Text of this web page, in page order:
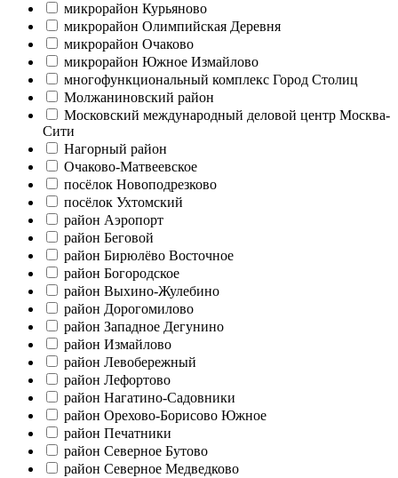
микрорайон Курьяново
микрорайон Олимпийская Деревня
микрорайон Очаково
микрорайон Южное Измайлово
многофункциональный комплекс Город Столиц
Молжаниновский район
Московский международный деловой центр Москва-
Сити
Нагорный район
Очаково-Матвеевское
посёлок Новоподрезково
посёлок Ухтомский
район Аэропорт
район Беговой
район Бирюлёво Восточное
район Богородское
район Выхино-Жулебино
район Дорогомилово
район Западное Дегунино
район Измайлово
район Левобережный
район Лефортово
район Нагатино-Садовники
район Орехово-Борисово Южное
район Печатники
район Северное Бутово
район Северное Медведково